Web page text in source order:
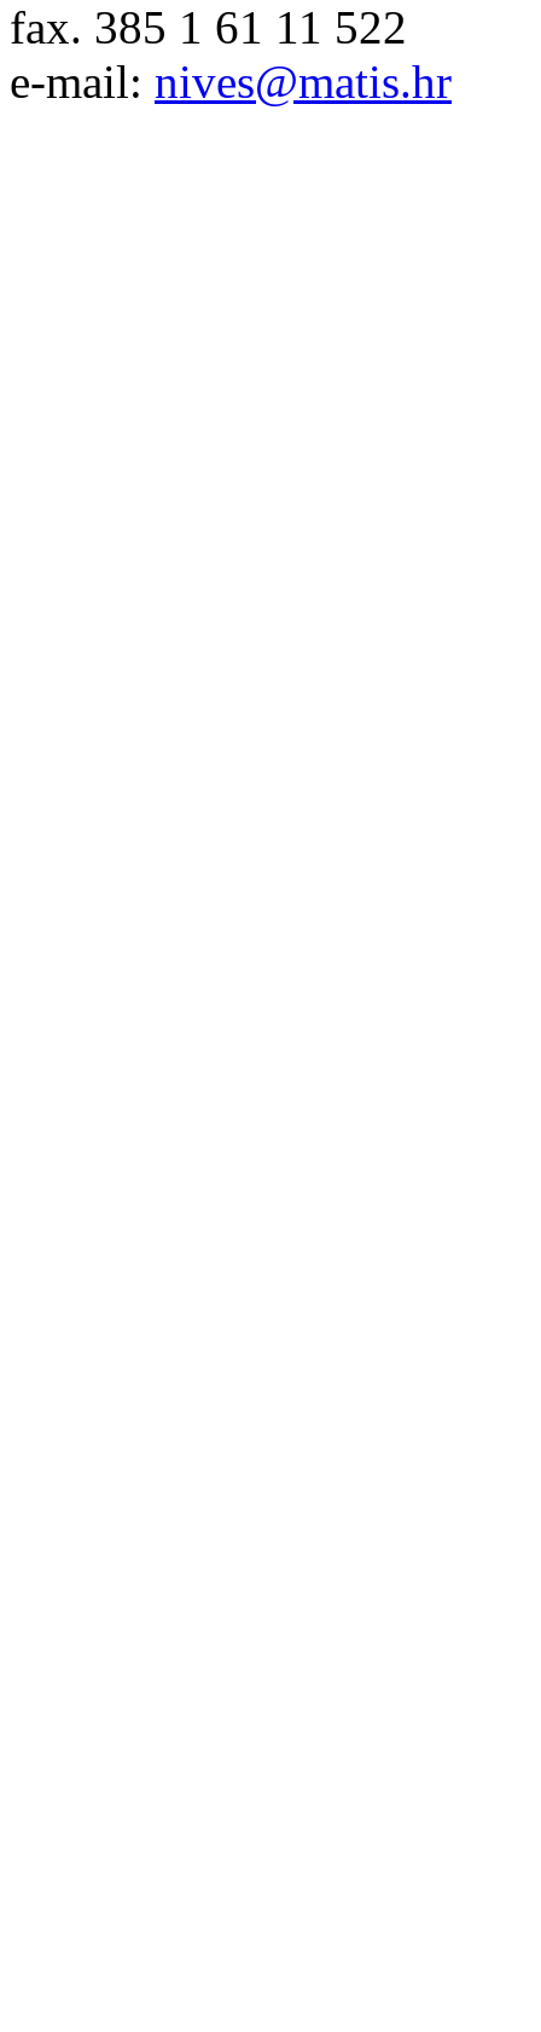
fax. 385 1 61 11 522
e-mail: nives@matis.hr